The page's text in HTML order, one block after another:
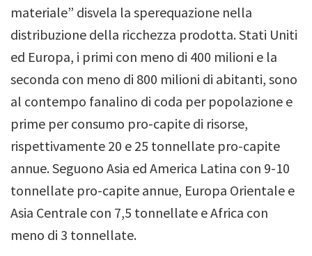
materiale” disvela la sperequazione nella
distribuzione della ricchezza prodotta. Stati Uniti
ed Europa, i primi con meno di 400 milioni e la
seconda con meno di 800 milioni di abitanti, sono
al contempo fanalino di coda per popolazione e
prime per consumo pro-capite di risorse,
rispettivamente 20 e 25 tonnellate pro-capite
annue. Seguono Asia ed America Latina con 9-10
tonnellate pro-capite annue, Europa Orientale e
Asia Centrale con 7,5 tonnellate e Africa con
meno di 3 tonnellate.